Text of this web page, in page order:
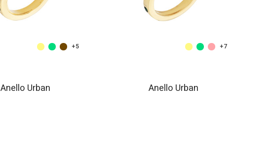
Anello Urban
+5
Anello Urban
+7